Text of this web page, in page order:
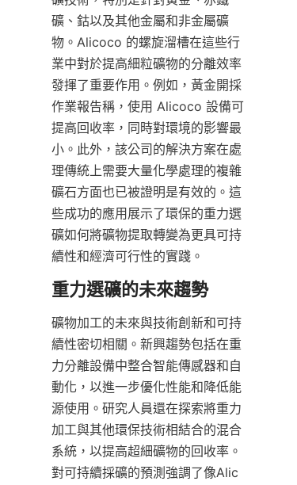
礦、鈷以及其他金屬和非金屬礦
物。Alicoco 的螺旋溜槽在這些行
業中對於提高細粒礦物的分離效率
發揮了重要作用。例如，黃金開採
作業報告稱，使用 Alicoco 設備可
提高回收率，同時對環境的影響最
小。此外，該公司的解決方案在處
理傳統上需要大量化學處理的複雜
礦石方面也已被證明是有效的。這
些成功的應用展示了環保的重力選
礦如何將礦物提取轉變為更具可持
續性和經濟可行性的實踐。
礦物加工的未來與技術創新和可持
續性密切相關。新興趨勢包括在重
力分離設備中整合智能傳感器和自
動化，以進一步優化性能和降低能
源使用。研究人員還在探索將重力
加工與其他環保技術相結合的混合
系統，以提高超細礦物的回收率。
對可持續採礦的預測強調了像Alic